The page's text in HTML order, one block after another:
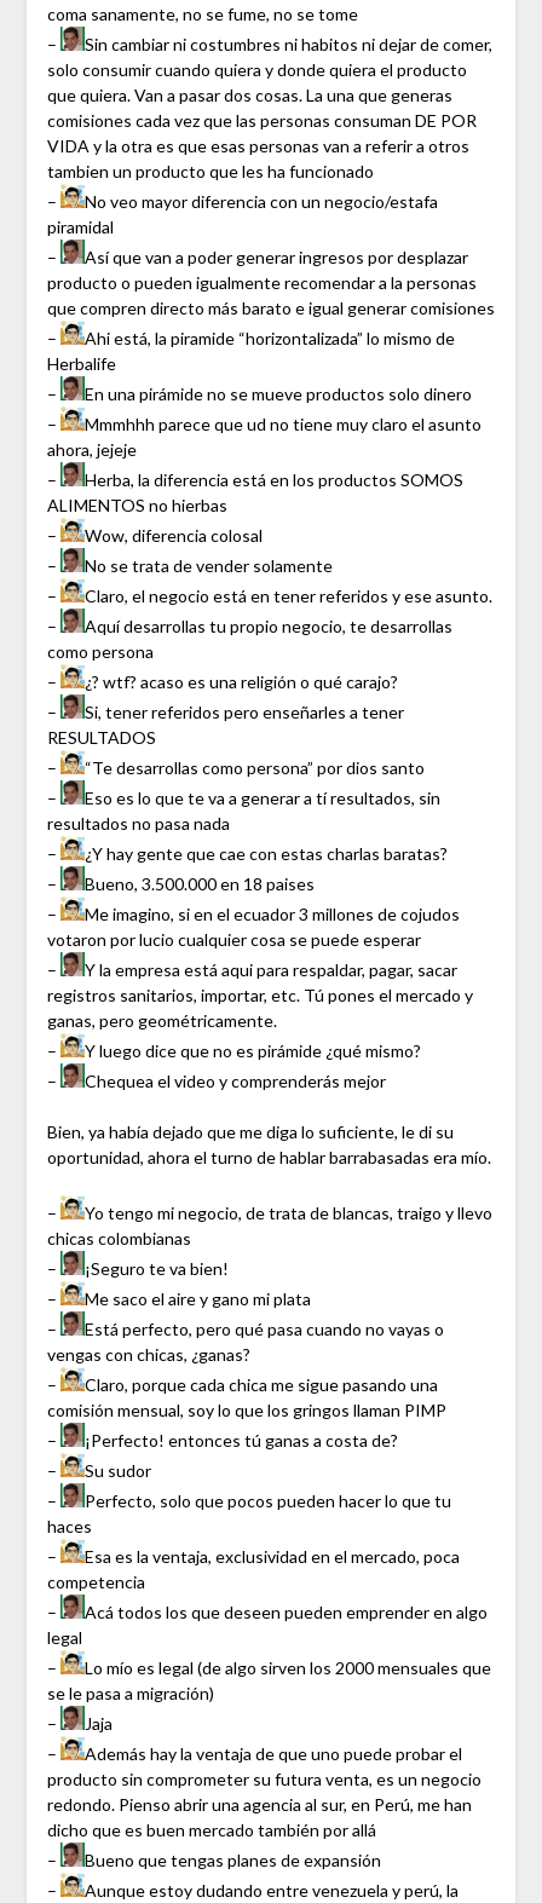
coma sanamente, no se fume, no se tome
–
Sin cambiar ni costumbres ni habitos ni dejar de comer,
solo consumir cuando quiera y donde quiera el producto
que quiera. Van a pasar dos cosas. La una que generas
comisiones cada vez que las personas consuman DE POR
VIDA y la otra es que esas personas van a referir a otros
tambien un producto que les ha funcionado
–
No veo mayor diferencia con un negocio/estafa
piramidal
–
Así que van a poder generar ingresos por desplazar
producto o pueden igualmente recomendar a la personas
que compren directo más barato e igual generar comisiones
–
Ahi está, la piramide “horizontalizada” lo mismo de
Herbalife
–
En una pirámide no se mueve productos solo dinero
–
Mmmhhh parece que ud no tiene muy claro el asunto
ahora, jejeje
–
Herba, la diferencia está en los productos SOMOS
ALIMENTOS no hierbas
–
Wow, diferencia colosal
–
No se trata de vender solamente
–
Claro, el negocio está en tener referidos y ese asunto.
–
Aquí desarrollas tu propio negocio, te desarrollas
como persona
–
¿? wtf? acaso es una religión o qué carajo?
–
Si, tener referidos pero enseñarles a tener
RESULTADOS
–
“Te desarrollas como persona” por dios santo
–
Eso es lo que te va a generar a tí resultados, sin
resultados no pasa nada
–
¿Y hay gente que cae con estas charlas baratas?
–
Bueno, 3.500.000 en 18 paises
–
Me imagino, si en el ecuador 3 millones de cojudos
votaron por lucio cualquier cosa se puede esperar
–
Y la empresa está aqui para respaldar, pagar, sacar
registros sanitarios, importar, etc. Tú pones el mercado y
ganas, pero geométricamente.
–
Y luego dice que no es pirámide ¿qué mismo?
–
Chequea el video y comprenderás mejor
Bien, ya había dejado que me diga lo suficiente, le di su
oportunidad, ahora el turno de hablar barrabasadas era mío.
–
Yo tengo mi negocio, de trata de blancas, traigo y llevo
chicas colombianas
–
¡Seguro te va bien!
–
Me saco el aire y gano mi plata
–
Está perfecto, pero qué pasa cuando no vayas o
vengas con chicas, ¿ganas?
–
Claro, porque cada chica me sigue pasando una
comisión mensual, soy lo que los gringos llaman PIMP
–
¡Perfecto! entonces tú ganas a costa de?
–
Su sudor
–
Perfecto, solo que pocos pueden hacer lo que tu
haces
–
Esa es la ventaja, exclusividad en el mercado, poca
competencia
–
Acá todos los que deseen pueden emprender en algo
legal
–
Lo mío es legal (de algo sirven los 2000 mensuales que
se le pasa a migración)
–
Jaja
–
Además hay la ventaja de que uno puede probar el
producto sin comprometer su futura venta, es un negocio
redondo. Pienso abrir una agencia al sur, en Perú, me han
dicho que es buen mercado también por allá
–
Bueno que tengas planes de expansión
–
Aunque estoy dudando entre venezuela y perú, la